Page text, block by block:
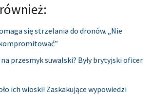
się strzelania do dronów. „Nie
przesmyk suwalski? Były brytyjski oficer
ich wioski! Zaskakujące wypowiedzi